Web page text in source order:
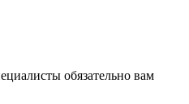
обязательно вам